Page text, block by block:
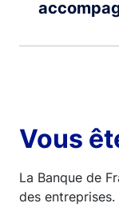
Vous
La Banque de
des